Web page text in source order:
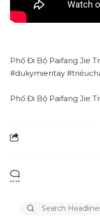
Phố Đi Bộ Paifang Jie
#dukymientay
Phố Đi Bộ Paifang Jie